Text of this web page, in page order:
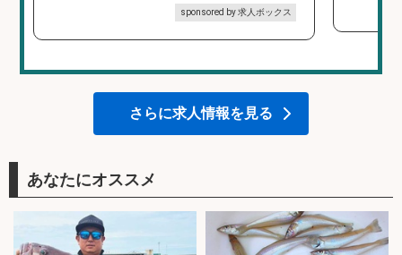
sponsored by 求人ボックス
さらに求人情報を見る
あなたにオススメ